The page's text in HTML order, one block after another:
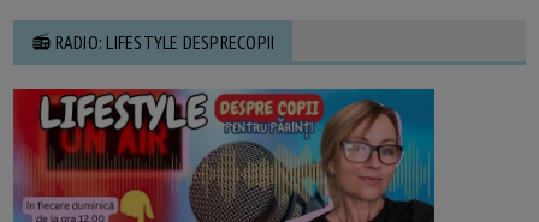
📻 RADIO: LIFESTYLE DESPRECOPII